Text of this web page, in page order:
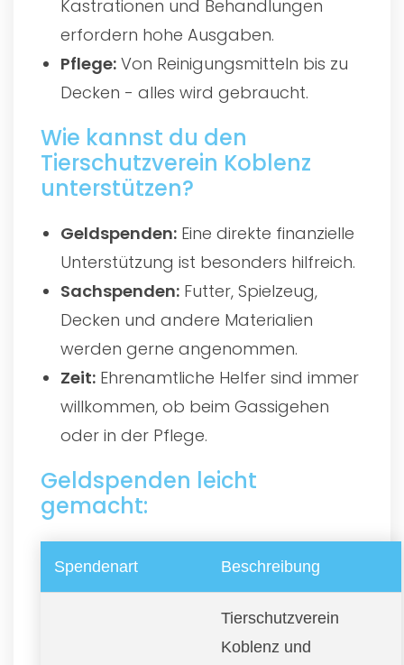
Kastrationen und Behandlungen
erfordern hohe Ausgaben.
Pflege: Von Reinigungsmitteln bis zu
Decken - alles wird gebraucht.
Wie kannst du den
Tierschutzverein Koblenz
unterstützen?
Geldspenden: Eine direkte finanzielle
Unterstützung ist besonders hilfreich.
Sachspenden: Futter, Spielzeug,
Decken und andere Materialien
werden gerne angenommen.
Zeit: Ehrenamtliche Helfer sind immer
willkommen, ob beim Gassigehen
oder in der Pflege.
Geldspenden leicht
gemacht:
Spendenart Beschreibung
Tierschutzverein
Koblenz und